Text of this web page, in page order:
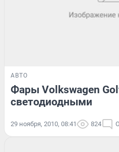
АВТО
Фары Volkswagen
светодиодными
29 ноября, 2010, 08:41 824